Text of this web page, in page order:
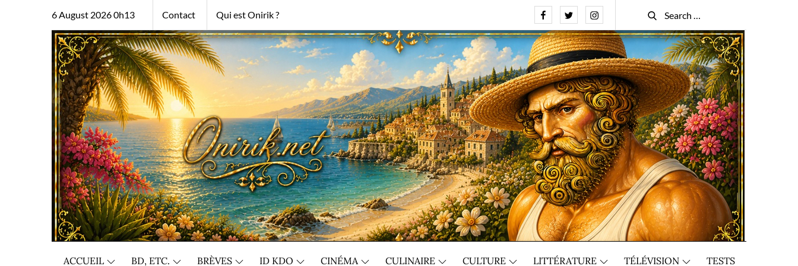
6 August 2026 0h13 Contact Qui est Onirik ? FacebookTwitterInstagram
Search
for:
Search
ACCUEIL BD, ETC. BRÈVES ID KDO CINÉMA CULINAIRE CULTURE LITTÉRATURE TÉLÉVISION TESTS